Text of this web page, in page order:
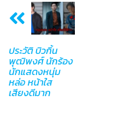
ประวัติ บิวกิ้น
พุฒิพงศ์ นักร้อง
นักแสดงหนุ่ม
หล่อ หน้าใส
เสียงดีมาก